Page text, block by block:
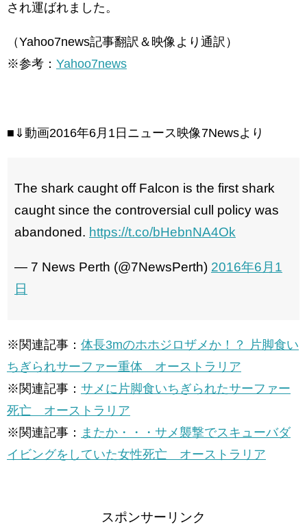
され運ばれました。
（Yahoo7news記事翻訳＆映像より通訳）
※参考： Yahoo7news
■⇓動画2016年6月1日ニュース映像7Newsより
The shark caught off Falcon is the first shark
caught since the controversial cull policy was
abandoned. https://t.co/bHebnNA4Ok
— 7 News Perth (@7NewsPerth) 2016年6月1
日
※関連記事： 体長3mのホホジロザメか！？ 片脚食い
ちぎられサーファー重体 オーストラリア
※関連記事： サメに片脚食いちぎられたサーファー
死亡 オーストラリア
※関連記事： またか・・・サメ襲撃でスキューバダ
イビングをしていた女性死亡 オーストラリア
スポンサーリンク